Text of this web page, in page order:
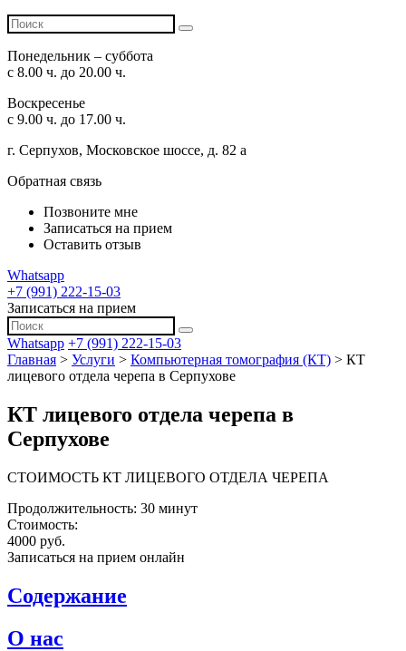
Понедельник – суббота
с 8.00 ч. до 20.00 ч.
Воскресенье
с 9.00 ч. до 17.00 ч.
г. Серпухов, Московское шоссе, д. 82 а
Обратная связь
Позвоните мне
Записаться на прием
Оставить отзыв
Whatsapp
+7 (991) 222-15-03
Записаться на прием
Whatsapp +7 (991) 222-15-03
Главная > Услуги > Компьютерная томография (КТ) > КТ
лицевого отдела черепа в Серпухове
КТ лицевого отдела черепа в
Серпухове
СТОИМОСТЬ КТ ЛИЦЕВОГО ОТДЕЛА ЧЕРЕПА
Продолжительность: 30 минут
Стоимость:
4000 руб.
Записаться на прием онлайн
Содержание
О нас